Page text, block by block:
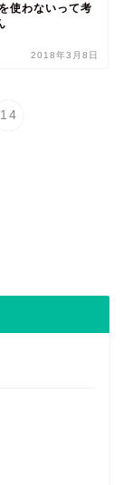
使わないって考
2018年3月8日
14